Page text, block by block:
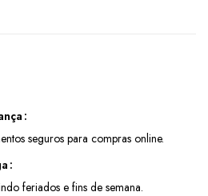
seguros para compras online.
feriados e fins de semana.